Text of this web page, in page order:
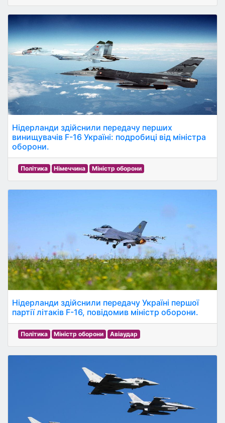
Нідерланди здійснили передачу перших
винищувачів F-16 Україні: подробиці від міністра
оборони.
Політика Німеччина Міністр оборони
Нідерланди здійснили передачу Україні першої
партії літаків F-16, повідомив міністр оборони.
Політика Міністр оборони Авіаудар